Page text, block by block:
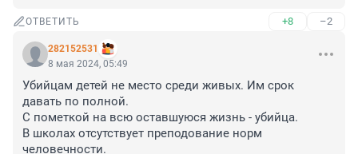
ОТВЕТИТЬ +8 –2
282152531
8 мая 2024, 05:49
Убийцам детей не место среди живых. Им срок
давать по полной.
С пометкой на всю оставшуюся жизнь - убийца.
В школах отсутствует преподование норм
человечности.